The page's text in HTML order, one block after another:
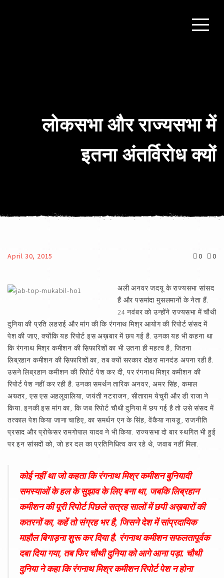
लोकसभा और राज्यसभा में
इतना अंतर्विरोध क्यों
April 30, 2015 0 0
अली अनवर जदयू के राज्यसभा सांसद
हैं और पसमांदा मुसलमानों के नेता हैं.
24 नवंबर को उन्होंने राज्यसभा में चौथी
दुनिया की प्रति लहराई और मांग की कि रंगनाथ मिश्र आयोग की रिपोर्ट संसद में
पेश की जाए, क्योंकि यह रिपोर्ट इस अख़बार में छप गई है. उनका यह भी कहना था
कि रंगनाथ मिश्र कमीशन की स़िफारिशों का भी उतना ही महत्व है, जितना
लिब्रहान कमीशन की स़िफारिशों का, तब क्यों सरकार दोहरा मानदंड अपना रही है.
उसने लिब्रहान कमीशन की रिपोर्ट पेश कर दी, पर रंगनाथ मिश्र कमीशन की
रिपोर्ट पेश नहीं कर रही है. उनका समर्थन तारिक अनवर, अमर सिंह, कमाल
अख्तर, एस एस अहलूवालिया, जयंती नटराजन, सीताराम येचुरी और डी राजा ने
किया. इनकी इस मांग का, कि जब रिपोर्ट चौथी दुनिया में छप गई है तो उसे संसद में
तत्काल पेश किया जाना चाहिए, का समर्थन एन के सिंह, वेंकैया नायडू, राजनीति
प्रसाद और प्रोफेसर रामगोपाल यादव ने भी किया. राज्यसभा दो बार स्थगित भी हुई
पर इन सांसदों को, जो हर दल का प्रतिनिधित्व कर रहे थे, जवाब नहीं मिला.
कोई नहीं था जो कहता कि रंगनाथ मिश्र कमीशन बुनियादी
समस्याओं के हल के सुझाव के लिए बना था, जबकि लिब्रहान
कमीशन की पूरी रिपोर्ट पिछले सत्रह सालों में छपी अख़बारों की
कतरनों का, कहें तो संग्रह भर है, जिसने देश में सांप्रदायिक
माहौल बिगाड़ना शुरू कर दिया है. रंगनाथ कमीशन सफलतापूर्वक
दबा दिया गया, तब फिर चौथी दुनिया को आगे आना पड़ा. चौथी
दुनिया ने कहा कि रंगनाथ मिश्र कमीशन रिपोर्ट पेश न होना